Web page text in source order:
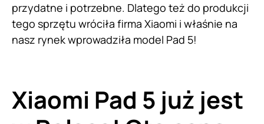
przydatne i potrzebne. Dlatego też do produkcji
tego sprzętu wróciła firma Xiaomi i właśnie na
nasz rynek wprowadziła model Pad 5!
Xiaomi Pad 5 już jest